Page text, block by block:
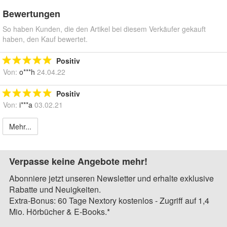
Bewertungen
So haben Kunden, die den Artikel bei diesem Verkäufer gekauft
haben, den Kauf bewertet.
Positiv
Von: o***h 24.04.22
Positiv
Von: i***a 03.02.21
Mehr...
Verpasse keine Angebote mehr!
Abonniere jetzt unseren Newsletter und erhalte exklusive
Rabatte und Neuigkeiten.
Extra-Bonus: 60 Tage Nextory kostenlos - Zugriff auf 1,4
Mio. Hörbücher & E-Books.*